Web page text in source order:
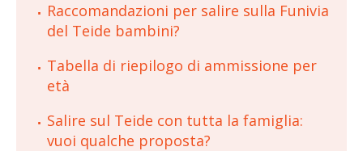
Raccomandazioni per salire sulla Funivia
del Teide bambini?
Tabella di riepilogo di ammissione per
età
Salire sul Teide con tutta la famiglia:
vuoi qualche proposta?